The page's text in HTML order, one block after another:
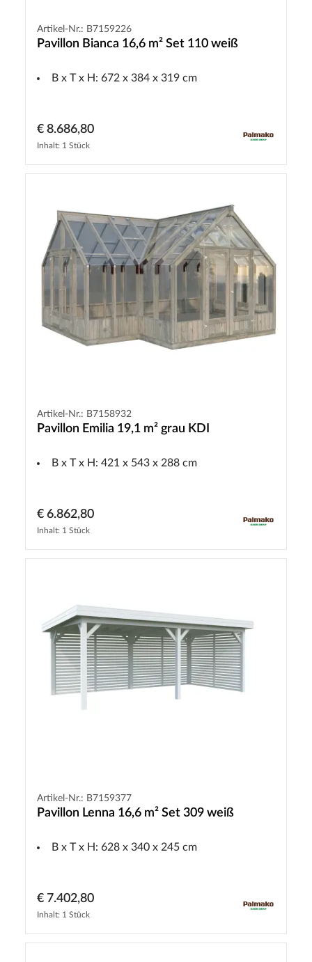
Artikel-Nr.: B7159226
Pavillon Bianca 16,6 m² Set 110 weiß
B x T x H: 672 x 384 x 319 cm
€ 8.686,80
Inhalt: 1 Stück
Artikel-Nr.: B7158932
Pavillon Emilia 19,1 m² grau KDI
B x T x H: 421 x 543 x 288 cm
€ 6.862,80
Inhalt: 1 Stück
Artikel-Nr.: B7159377
Pavillon Lenna 16,6 m² Set 309 weiß
B x T x H: 628 x 340 x 245 cm
€ 7.402,80
Inhalt: 1 Stück